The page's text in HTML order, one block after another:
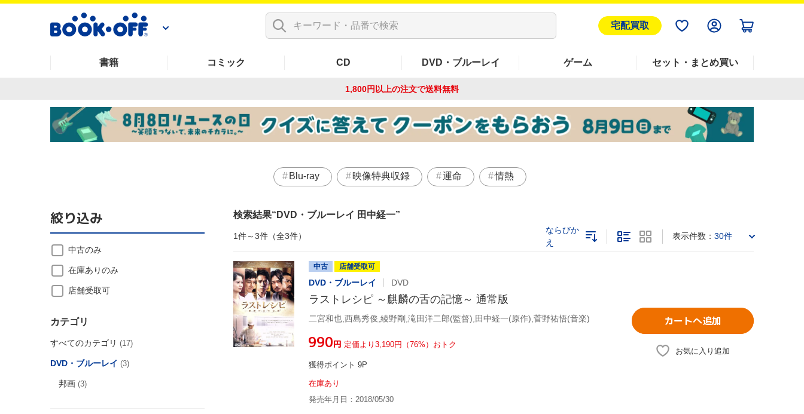
宅配買取
書籍 コミック CD DVD・ブルーレイ ゲーム セット・まとめ買い
1,800円以上の注文で送料無料
Blu-ray 映像特典収録 運命 情熱
検索結果 DVD・ブルーレイ 田中経一
1件～3件（全3件）
ならびか
え
表示件数： 30件
中古 店舗受取可
DVD・ブルーレイ DVD
ラストレシピ ～麒麟の舌の記憶～ 通常版
二宮和也,西島秀俊,綾野剛,滝田洋二郎(監督),田中経一(原作),菅野祐悟(音楽)
¥990円 定価より3,190円（76%）おトク
獲得ポイント 9P
在庫あり
発売年月日：2018/05/30
カートへ追加
お気に入り追加
絞り込み
中古のみ
在庫ありのみ
店舗受取可
カテゴリ
すべてのカテゴリ (17)
DVD・ブルーレイ (3)
邦画 (3)